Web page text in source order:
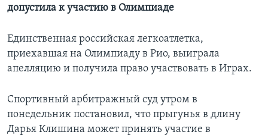
допустила к участию в Олимпиаде
Единственная российская легкоатлетка,
приехавшая на Олимпиаду в Рио, выиграла
апелляцию и получила право участвовать в Играх.
Спортивный арбитражный суд утром в
понедельник постановил, что прыгунья в длину
Дарья Клишина может принять участие в